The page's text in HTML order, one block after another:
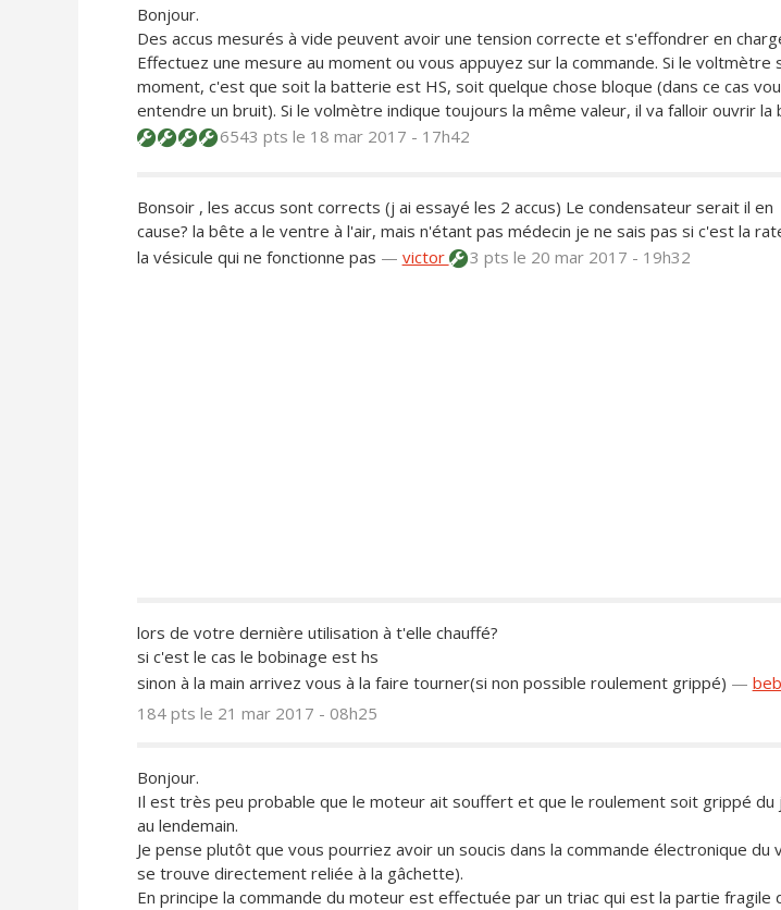
Bonjour.
Des accus mesurés à vide peuvent avoir une tension correcte et s'effondrer en
Effectuez une mesure au moment ou vous appuyez sur la commande. Si le voltmètre
moment, c'est que soit la batterie est HS, soit quelque chose bloque (dans ce cas
entendre un bruit). Si le volmètre indique toujours la même valeur, il va falloir ouvrir la
6543 pts le 18 mar 2017 - 17h42
Bonsoir , les accus sont corrects (j ai essayé les 2 accus) Le condensateur serait il en
cause? la bête a le ventre à l'air, mais n'étant pas médecin je ne sais pas si c'est la
la vésicule qui ne fonctionne pas — victor 3 pts le 20 mar 2017 - 19h32
lors de votre dernière utilisation à t'elle chauffé?
si c'est le cas le bobinage est hs
sinon à la main arrivez vous à la faire tourner(si non possible roulement grippé) —
184 pts le 21 mar 2017 - 08h25
Bonjour.
Il est très peu probable que le moteur ait souffert et que le roulement soit grippé du
au lendemain.
Je pense plutôt que vous pourriez avoir un soucis dans la commande électronique du
se trouve directement reliée à la gâchette).
En principe la commande du moteur est effectuée par un triac qui est la partie fragile